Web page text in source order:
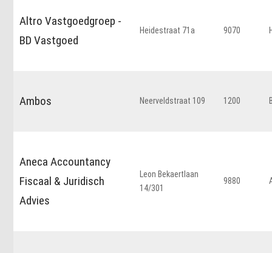
Altro Vastgoedgroep -
BD Vastgoed
Heidestraat 71a 9070
Ambos Neerveldstraat 109 1200
Aneca Accountancy
Fiscaal & Juridisch
Advies
Leon Bekaertlaan
14/301
9880